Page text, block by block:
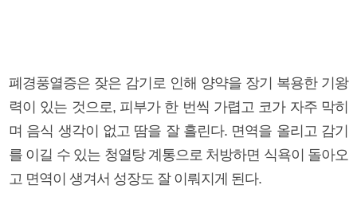
폐경풍열증은 잦은 감기로 인해 양약을 장기 복용한 기왕
력이 있는 것으로, 피부가 한 번씩 가렵고 코가 자주 막히
며 음식 생각이 없고 땀을 잘 흘린다. 면역을 올리고 감기
를 이길 수 있는 청열탕 계통으로 처방하면 식욕이 돌아오
고 면역이 생겨서 성장도 잘 이뤄지게 된다.